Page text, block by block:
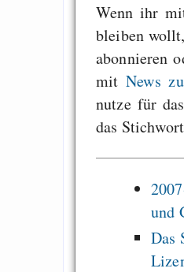
Wenn ihr
bleiben
abonnieren
mitNews
nutze für
das
und
Das